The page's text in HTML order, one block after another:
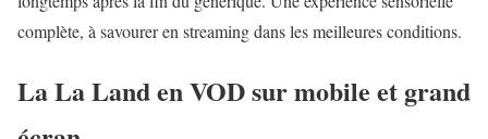
complète, à savourer en streaming dans les meilleures conditions.
La La Land en VOD sur mobile et grand